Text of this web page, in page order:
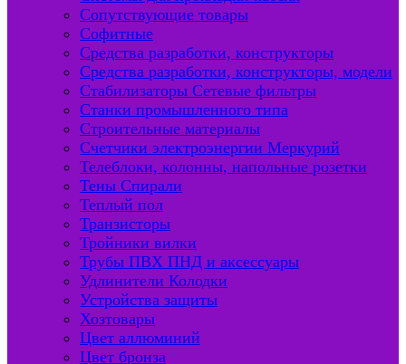
Сопутствующие товары
Софитные
Средства разработки, конструкторы
Средства разработки, конструкторы, модели
Стабилизаторы Сетевые фильтры
Станки промышленного типа
Строительные материалы
Счетчики электроэнергии Меркурий
Телеблоки, колонны, напольные розетки
Тены Спирали
Теплый пол
Транзисторы
Тройники вилки
Трубы ПВХ ПНД и аксессуары
Удлинители Колодки
Устройства защиты
Хозтовары
Цвет аллюминий
Цвет бронза